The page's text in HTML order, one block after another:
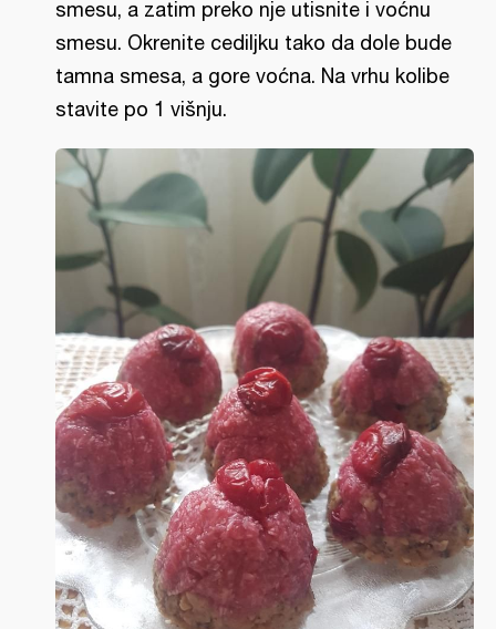
smesu, a zatim preko nje utisnite i voćnu
smesu. Okrenite cediljku tako da dole bude
tamna smesa, a gore voćna. Na vrhu kolibe
stavite po 1 višnju.